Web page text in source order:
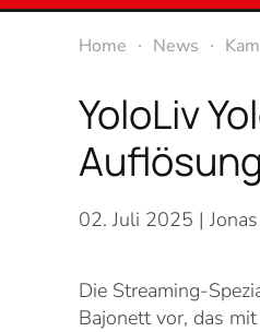
Home News
YoloLiv
Auflösung
02. Juli 2025 |
Die Streaming-
Bajonett vor, das